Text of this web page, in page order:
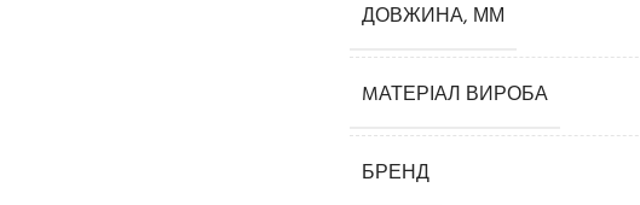
Карнизи
ДОВЖИНА, ММ
MАТЕРІАЛ ВИРОБА
БРЕНД